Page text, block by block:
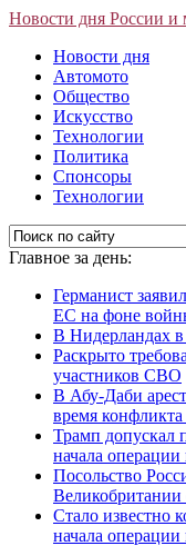
Новости дня России и
Новости дня
Автомото
Общество
Искусство
Технологии
Политика
Спонсоры
Технологии
Главное за день:
Германист
ЕС на фоне
В Нидерландах
Раскрыто
участников СВО
В Абу-Даби
время
Трамп допускал
начала
Посольство
Великобритании
Стало известно
начала